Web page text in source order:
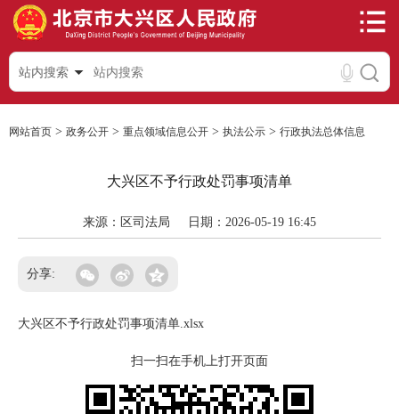
站内搜索
网站首页 > 政务公开 > 重点领域信息公开 > 执法公示 > 行政执法总体信息
大兴区不予行政处罚事项清单
来源：区司法局 日期：2026-05-19 16:45
分享:
大兴区不予行政处罚事项清单.xlsx
扫一扫在手机上打开页面